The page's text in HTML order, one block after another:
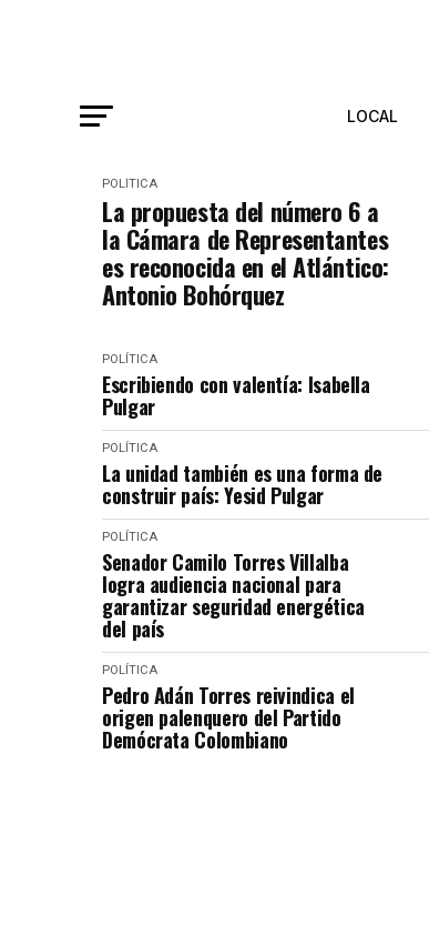
LOCAL
POLÍTICA
La propuesta del número 6 a
la Cámara de Representantes
es reconocida en el Atlántico:
Antonio Bohórquez
POLÍTICA
Escribiendo con valentía: Isabella
Pulgar
POLÍTICA
La unidad también es una forma de
construir país: Yesid Pulgar
POLÍTICA
Senador Camilo Torres Villalba
logra audiencia nacional para
garantizar seguridad energética
del país
POLÍTICA
Pedro Adán Torres reivindica el
origen palenquero del Partido
Demócrata Colombiano